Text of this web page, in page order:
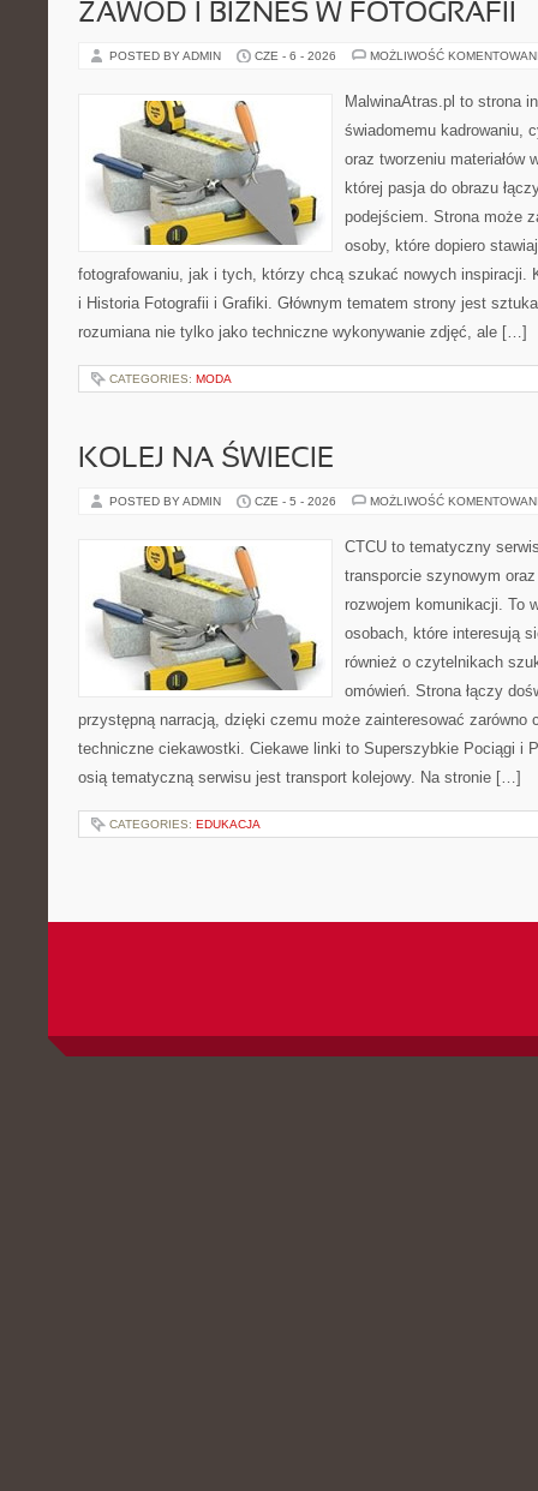
ZAWÓD I BIZNES W FOTOGRAFII
POSTED BY ADMIN CZE - 6 - 2026 MOŻLIWOŚĆ
MalwinaAtras.pl to strona
świadomemu kadrowaniu,
oraz tworzeniu materiałów
której pasja do obrazu
podejściem. Strona może
osoby, które dopiero
fotografowaniu, jak i tych, którzy chcą szukać nowych inspiracji.
i Historia Fotografii i Grafiki. Głównym tematem strony jest
rozumiana nie tylko jako techniczne wykonywanie zdjęć, ale […]
CATEGORIES: MODA
KOLEJ NA ŚWIECIE
POSTED BY ADMIN CZE - 5 - 2026 MOŻLIWOŚĆ
CTCU to tematyczny
transporcie szynowym
rozwojem komunikacji. To
osobach, które interesują
również o czytelnikach
omówień. Strona łączy
przystępną narracją, dzięki czemu może zainteresować zarówno
techniczne ciekawostki. Ciekawe linki to Superszybkie Pociągi i
osią tematyczną serwisu jest transport kolejowy. Na stronie […]
CATEGORIES: EDUKACJA